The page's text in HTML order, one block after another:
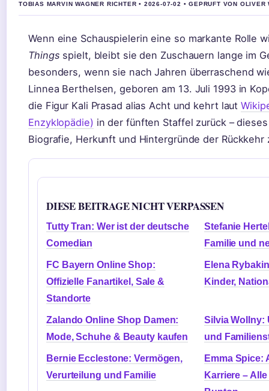
TOBIAS MARVIN WAGNER RICHTER • 2026-07-02 • GEPRUFT VON OLIVER
Wenn eine Schauspielerin eine so markante Rolle
Things spielt, bleibt sie den Zuschauern lange im
besonders, wenn sie nach Jahren überraschend
Linnea Berthelsen, geboren am 13. Juli 1993 in
die Figur Kali Prasad alias Acht und kehrt laut
Enzyklopädie) in der fünften Staffel zurück –
Biografie, Herkunft und Hintergründe der Rückkehr
DIESE BEITRAGE NICHT VERPASSEN
Tutty Tran: Wer ist der deutsche
Comedian
Stefanie
Familie und
FC Bayern Online Shop:
Offizielle Fanartikel, Sale &
Standorte
Elena
Kinder,
Zalando Online Shop Damen:
Mode, Schuhe & Beauty kaufen
Silvia Wollny:
und
Bernie Ecclestone: Vermögen,
Verurteilung und Familie
Emma Spice:
Karriere –